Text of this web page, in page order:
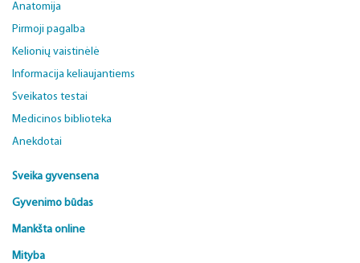
Anatomija
Pirmoji pagalba
Kelionių vaistinėlė
Informacija keliaujantiems
Sveikatos testai
Medicinos biblioteka
Anekdotai
Sveika gyvensena
Gyvenimo būdas
Mankšta online
Mityba